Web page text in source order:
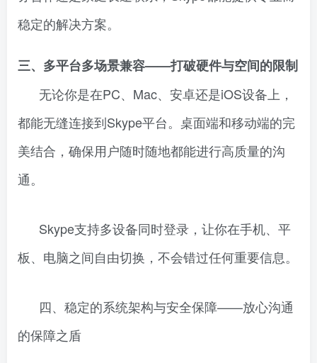
稳定的解决方案。
三、多平台多场景兼容——打破硬件与空间的限制
无论你是在PC、Mac、安卓还是iOS设备上，
都能无缝连接到Skype平台。桌面端和移动端的完
美结合，确保用户随时随地都能进行高质量的沟
通。
Skype支持多设备同时登录，让你在手机、平
板、电脑之间自由切换，不会错过任何重要信息。
四、稳定的系统架构与安全保障——放心沟通
的保障之盾